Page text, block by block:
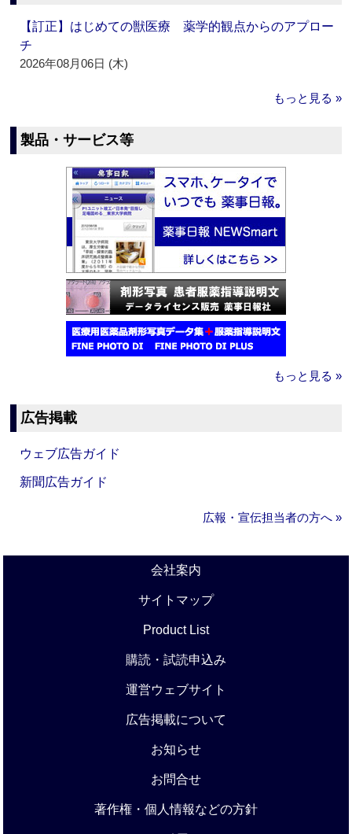
【訂正】はじめての獣医療 薬学的観点からのアプロー
チ
2026年08月06日 (木)
もっと見る »
製品・サービス等
もっと見る »
広告掲載
ウェブ広告ガイド
新聞広告ガイド
広報・宣伝担当者の方へ »
会社案内
サイトマップ
Product List
購読・試読申込み
運営ウェブサイト
広告掲載について
お知らせ
お問合せ
著作権・個人情報などの方針